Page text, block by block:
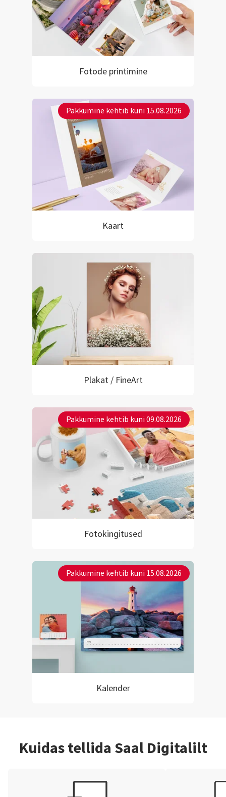
Fotode printimine
Pakkumine kehtib kuni 15.08.2026
Kaart
Plakat / FineArt
Pakkumine kehtib kuni 09.08.2026
Fotokingitused
Pakkumine kehtib kuni 15.08.2026
Kalender
Kuidas tellida Saal Digitalilt